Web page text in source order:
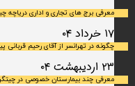
معرفی برج های تجاری و اداری دریاچه
۱۷ خرداد ۰۴
چگونه در تهرانسر از آقای رحیم
۲۳ اردیبهشت ۰۴
معرفی چند بیمارستان خصوصی در چیتگر